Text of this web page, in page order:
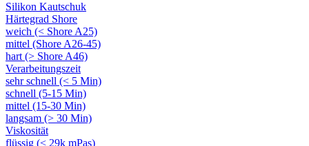
Silikon Kautschuk
Härtegrad Shore
weich (< Shore A25)
mittel (Shore A26-45)
hart (> Shore A46)
Verarbeitungszeit
sehr schnell (< 5 Min)
schnell (5-15 Min)
mittel (15-30 Min)
langsam (> 30 Min)
Viskosität
flüssig (< 29k mPas)